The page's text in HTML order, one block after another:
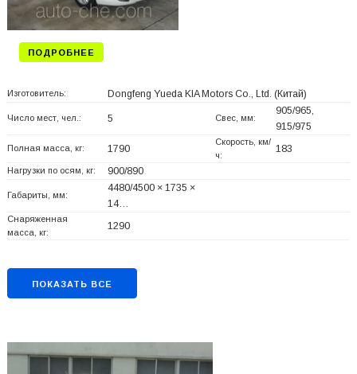
ПОДРОБНЕЕ
Изготовитель: Dongfeng Yueda KIA Motors Co., Ltd. (Китай)
Число мест, чел.: 5 Свес, мм:
905/965,
915/975
Полная масса, кг: 1790
Скорость, км/
ч:
183
Нагрузки по осям, кг: 900/890
Габариты, мм:
4480/4500 × 1735 ×
14…
Снаряженная
масса, кг:
1290
ПОКАЗАТЬ ВСЕ